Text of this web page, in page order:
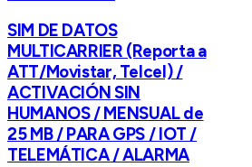
SIM DE DATOS
MULTICARRIER (Reporta a
ATT/Movistar, Telcel) /
ACTIVACIÓN SIN
HUMANOS / MENSUAL de
25 MB / PARA GPS / IOT /
TELEMÁTICA / ALARMA